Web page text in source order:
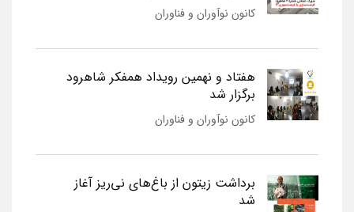
کانون نوآوران و فناوران
هفتاد و نهمین رویداد همفکر شاهرود
برگزار شد
کانون نوآوران و فناوران
برداشت زیتون از باغ‌های نی‌ریز آغاز
شد